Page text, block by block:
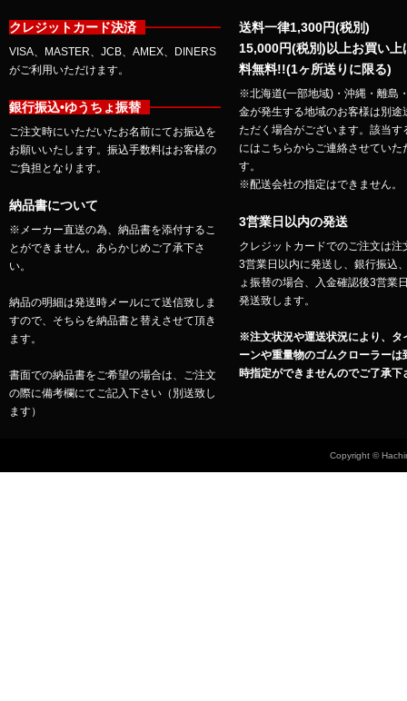
クレジットカード決済
VISA、MASTER、JCB、AMEX、DINERS
がご利用いただけます。
銀行振込•ゆうちょ振替
ご注文時にいただいたお名前にてお振込を
お願いいたします。振込手数料はお客様の
ご負担となります。
納品書について
※メーカー直送の為、納品書を添付するこ
とができません。あらかじめご了承下さ
い。
納品の明細は発送時メールにて送信致しま
すので、そちらを納品書と替えさせて頂き
ます。
書面での納品書をご希望の場合は、ご注文
の際に備考欄にてご記入下さい（別送致し
ます）
送料一律1,300円(税別)
15,000円(税別)以上お買い上
料無料!!(1ヶ所送りに限る)
※北海道(一部地域)・沖縄・離島
金が発生する地域のお客様は別途
ただく場合がございます。該当す
にはこちらからご連絡させていた
す。
※配送会社の指定はできません。
3営業日以内の発送
クレジットカードでのご注文は注
3営業日以内に発送し、銀行振込
ょ振替の場合、入金確認後3営業
発送致します。
※注文状況や運送状況により、タ
ーンや重量物のゴムクローラーは
時指定ができませんのでご了承下
Copyright ©